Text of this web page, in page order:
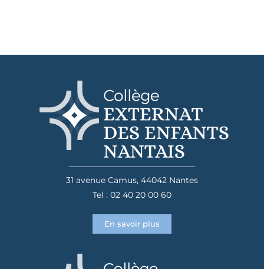
31 avenue Camus, 44042 Nantes
Tel : 02 40 20 00 60
En savoir plus